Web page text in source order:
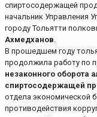
спиртосодержащей
начальник Управления
городу Тольятти
Ахмедханов.
В прошедшем году
продолжила работу по
незаконного оборота
спиртосодержащей
отдела экономической
противодействия